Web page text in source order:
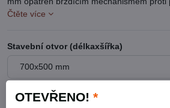
Čtěte více
Stavební otvor (délkaxšířka)
OTEVŘENO! *